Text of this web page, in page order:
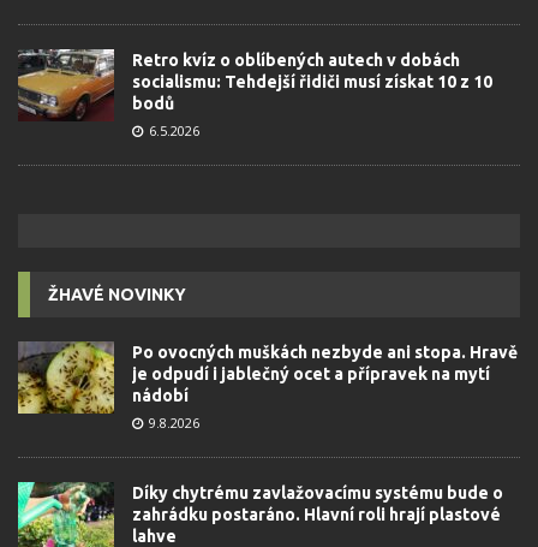
Retro kvíz o oblíbených autech v dobách
socialismu: Tehdejší řidiči musí získat 10 z 10
bodů
6.5.2026
ŽHAVÉ NOVINKY
Po ovocných muškách nezbyde ani stopa. Hravě
je odpudí i jablečný ocet a přípravek na mytí
nádobí
9.8.2026
Díky chytrému zavlažovacímu systému bude o
zahrádku postaráno. Hlavní roli hrají plastové
lahve